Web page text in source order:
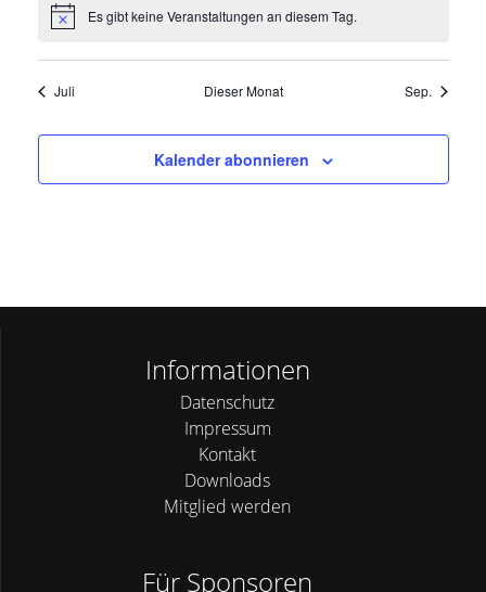
HinweisEs gibt keine Veranstaltungen an diesem Tag.
Juli Dieser Monat Sep.
Kalender abonnieren
Informationen
Datenschutz
Impressum
Kontakt
Downloads
Mitglied werden
Für Sponsoren